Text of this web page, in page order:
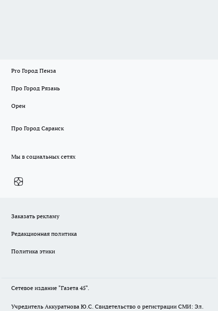
Pro Город Пенза
Про Город Рязань
Орен
Про Город Саранск
Мы в социальных сетях
Заказать рекламу
Редакционная политика
Политика этики
Сетевое издание "Газета 45".
Учредитель Аккуратнова Ю.С. Свидетельство о регистрации СМИ: Эл.